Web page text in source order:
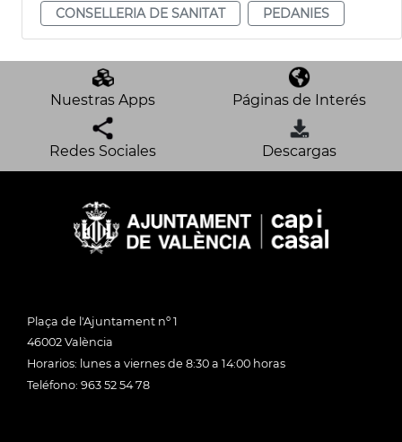
CONSELLERIA DE SANITAT
PEDANIES
Nuestras Apps Páginas de Interés
Redes Sociales Descargas
Plaça de l'Ajuntament nº 1
46002 València
Horarios: lunes a viernes de 8:30 a 14:00 horas
Teléfono: 963 52 54 78